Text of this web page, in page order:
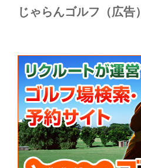
じゃらんゴルフ（広告）